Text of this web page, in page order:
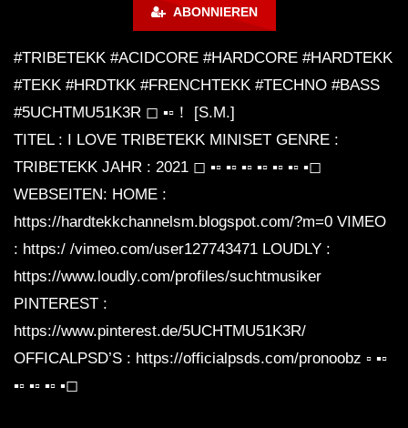
☠ Zahni – Energy Summeropening
(Belantis Freizeitpark Leipzig
HARDTEKK ☠
HEtZEr Official. x Maytrixx [
HARDTEKK 2021]
Zahni vs. ILL PaTRon & Kanna[d]iss @
Minupren – Ein perverser Frühling |
HARDTEKK to FRENCHCORE Mix |
ABONNIEREN
#TRIBETEKK #ACIDCORE #HARDCORE #HARDTEKK
#TEKK #HRDTKK #FRENCHTEKK #TECHNO #BASS
#5UCHTMU51K3R ◻ ▪▫！ [S.M.]
TITEL : I LOVE TRIBETEKK MINISET GENRE :
TRIBETEKK JAHR : 2021 ◻ ▪▫ ▪▫ ▪▫ ▪▫ ▪▫ ▪▫ ▪◻
WEBSEITEN: HOME :
https://hardtekkchannelsm.blogspot.com/?m=0 VIMEO
: https:/ /vimeo.com/user127743471 LOUDLY :
https://www.loudly.com/profiles/suchtmusiker
PINTEREST :
https://www.pinterest.de/5UCHTMU51K3R/
OFFICALPSD’S : https://officialpsds.com/pronoobz ▫ ▪▫
▪▫ ▪▫ ▪▫ ▪◻